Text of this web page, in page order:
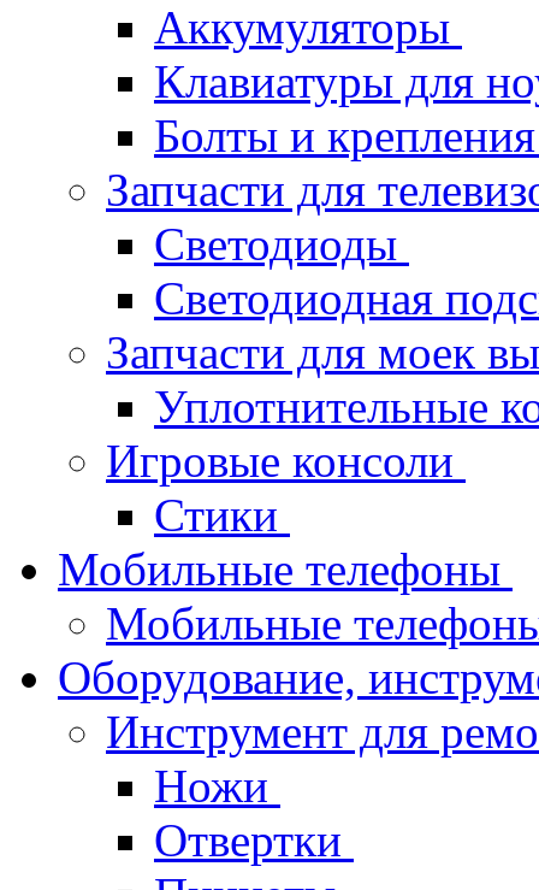
Аккумуляторы
Клавиатуры для
Болты и
Запчасти для
Светодиоды
Светодиодная
Запчасти для моек
Уплотнительные
Игровые консоли
Стики
Мобильные телефоны
Мобильные
Оборудование,
Инструмент для
Ножи
Отвертки